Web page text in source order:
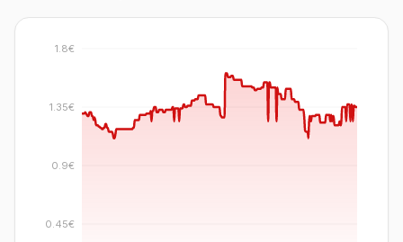
0.45€
0.9€
1.35€
1.8€